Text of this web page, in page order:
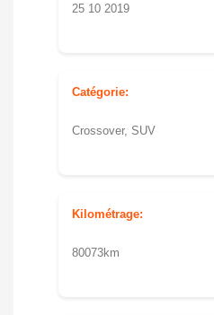
25 10 2019
Catégorie:
Crossover, SUV
Kilométrage:
80073km